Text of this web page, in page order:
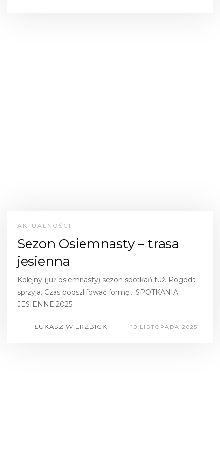
AKTUALNOŚCI
Sezon Osiemnasty – trasa
jesienna
Kolejny (już osiemnasty) sezon spotkań tuż. Pogoda
sprzyja. Czas podszlifować formę… SPOTKANIA
JESIENNE 2025
ŁUKASZ WIERZBICKI 19 LISTOPADA 2025